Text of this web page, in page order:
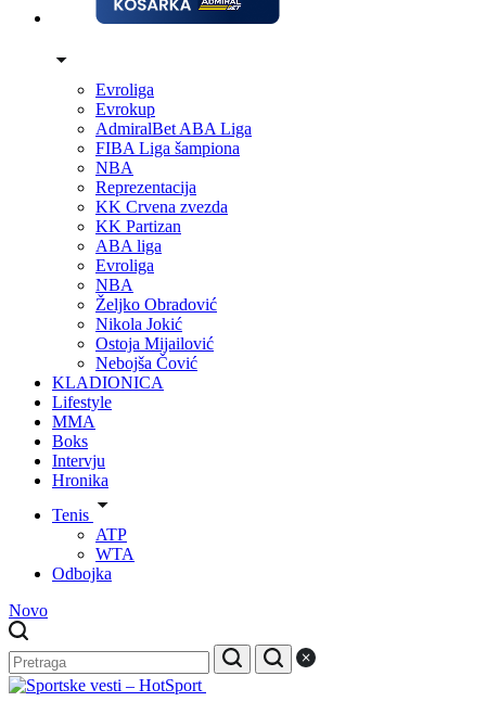
Evroliga
Evrokup
AdmiralBet ABA Liga
FIBA Liga šampiona
NBA
Reprezentacija
KK Crvena zvezda
KK Partizan
ABA liga
Evroliga
NBA
Željko Obradović
Nikola Jokić
Ostoja Mijailović
Nebojša Čović
KLADIONICA
Lifestyle
MMA
Boks
Intervju
Hronika
Tenis
ATP
WTA
Odbojka
Novo